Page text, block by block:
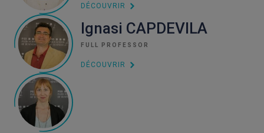
DÉCOUVRIR
Ignasi CAPDEVILA
FULL PROFESSOR
DÉCOUVRIR